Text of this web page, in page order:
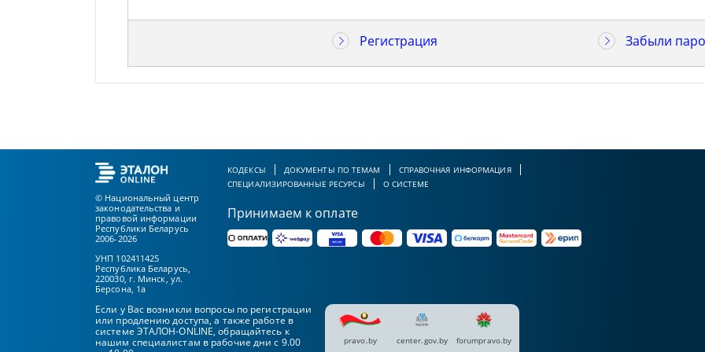
Регистрация Забыли
© Национальный центр
законодательства и
правовой информации
Республики Беларусь
2006-2026
УНП 102411425
Республика Беларусь,
220030, г. Минск, ул.
Берсона, 1а
КОДЕКСЫ ДОКУМЕНТЫ ПО ТЕМАМ
СПРАВОЧНАЯ ИНФОРМАЦИЯ
СПЕЦИАЛИЗИРОВАННЫЕ РЕСУРСЫ
О СИСТЕМЕ
Принимаем к оплате
Если у Вас возникли вопросы по регистрации
или продлению доступа, а также работе в
системе ЭТАЛОН-ONLINE, обращайтесь к
нашим специалистам в рабочие дни с 9.00
pravo.by center.gov.by forumpravo.by